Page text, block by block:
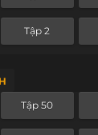
Tập 2
Tập 50